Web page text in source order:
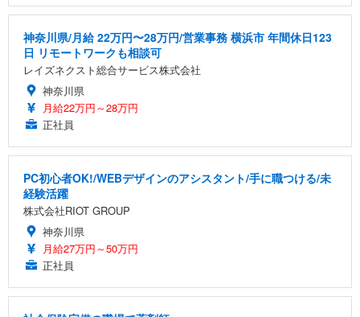
神奈川県/月給 22万円〜28万円/営業事務 横浜市 年間休日123
日 リモートワークも相談可
レイズネクスト総合サービス株式会社
神奈川県
月給22万円～28万円
正社員
PC初心者OK!/WEBデザインのアシスタント/手に職つける/未
経験活躍
株式会社RIOT GROUP
神奈川県
月給27万円～50万円
正社員